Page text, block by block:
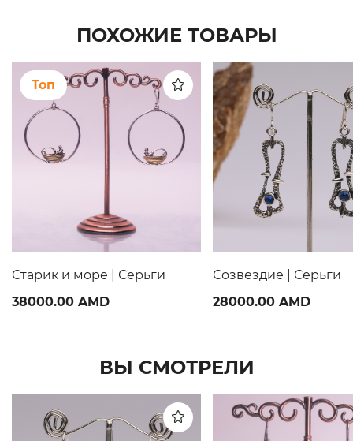
ПОХОЖИЕ ТОВАРЫ
Топ
Старик и море | Серьги
38000.00 AMD
Созвездие | Серьги
28000.00 AMD
ВЫ СМОТРЕЛИ